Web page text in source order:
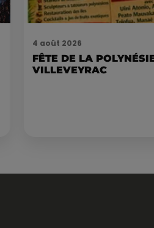
4 août 2026
FÊTE DE LA
VILLEVEYRAC